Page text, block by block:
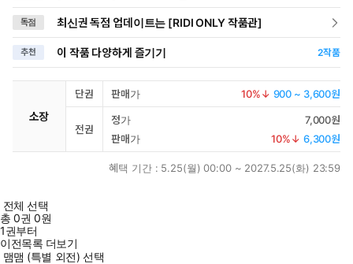
독점 최신권 독점 업데이트는 [RIDI ONLY 작품관]
추천 이 작품 다양하게 즐기기 2작품
소장
단권 판매가 10%↓ 900 ~ 3,600원
전권
정가
7,000원
판매가
10%↓ 6,300원
혜택 기간 : 5.25(월) 00:00 ~ 2027.5.25(화) 23:59
전체 선택
총0권 0원
1권부터
이전목록 더보기
맴맴 (특별 외전) 선택